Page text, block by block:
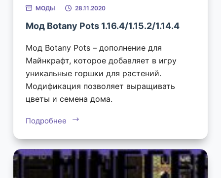
МОДЫ 28.11.2020
Мод Botany Pots 1.16.4/1.15.2/1.14.4
Мод Botany Pots – дополнение для
Майнкрафт, которое добавляет в игру
уникальные горшки для растений.
Модификация позволяет выращивать
цветы и семена дома.
Подробнее